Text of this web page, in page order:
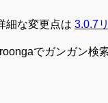
細な変更点は 3.0.7
でガンガン検